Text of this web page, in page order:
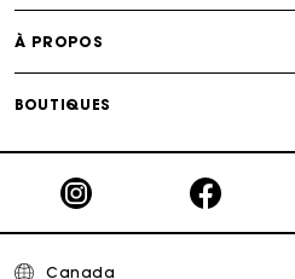
À PROPOS
BOUTIQUES
Canada